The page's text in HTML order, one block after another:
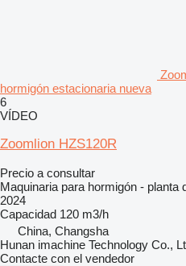
hormigón estacionaria nueva
6
VÍDEO
Zoomlion HZS120R
Precio a consultar
Maquinaria para hormigón - planta
2024
Capacidad 120 m3/h
China, Changsha
Hunan imachine Technology Co.,
Contacte con el vendedor